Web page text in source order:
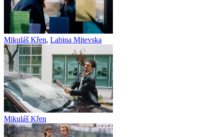
Mikuláš Křen, Labina Mitevska
Mikuláš Křen